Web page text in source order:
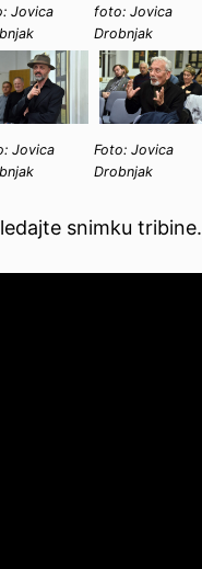
Jovica
foto: Jovica
Drobnjak
Jovica
Foto: Jovica
Drobnjak
snimku tribine.